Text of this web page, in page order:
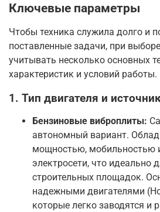
Ключевые параметры
Чтобы техника служила долго и
поставленные задачи, при
учитывать несколько основных
характеристик и условий работы.
1. Тип двигателя и
Бензиновые виброплиты:
автономный вариант.
мощностью, мобильностью
электросети, что идеально
строительных площадок.
надежными двигателями
которые легко заводятся и